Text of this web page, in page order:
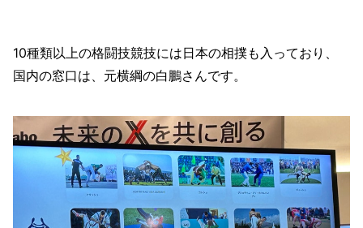
10種類以上の格闘技競技には日本の相撲も入っており、
国内の窓口は、元横綱の白鵬さんです。